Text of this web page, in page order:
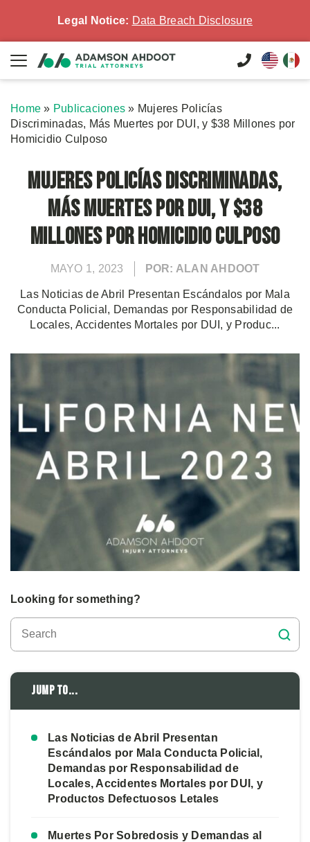
Legal Notice: Data Breach Disclosure
Home » Publicaciones » Mujeres Policías
Discriminadas, Más Muertes por DUI, y $38 Millones por
Homicidio Culposo
Mujeres Policías Discriminadas,
Más Muertes por DUI, y $38
Millones por Homicidio Culposo
MAYO 1, 2023 POR: ALAN AHDOOT
Las Noticias de Abril Presentan Escándalos por Mala
Conducta Policial, Demandas por Responsabilidad de
Locales, Accidentes Mortales por DUI, y Produc...
Looking for something?
Jump to...
Las Noticias de Abril Presentan
Escándalos por Mala Conducta Policial,
Demandas por Responsabilidad de
Locales, Accidentes Mortales por DUI, y
Productos Defectuosos Letales
Muertes Por Sobredosis y Demandas al